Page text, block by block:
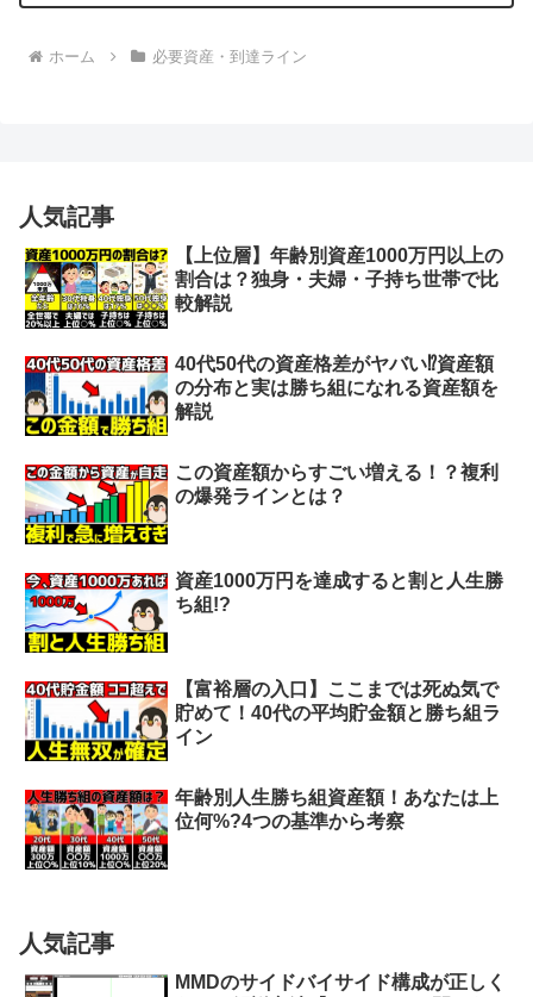
ホーム 必要資産・到達ライン
人気記事
【上位層】年齢別資産1000万円以上の
割合は？独身・夫婦・子持ち世帯で比
較解説
40代50代の資産格差がヤバい⁉︎資産額
の分布と実は勝ち組になれる資産額を
解説
この資産額からすごい増える！？複利
の爆発ラインとは？
資産1000万円を達成すると割と人生勝
ち組!?
【富裕層の入口】ここまでは死ぬ気で
貯めて！40代の平均貯金額と勝ち組ラ
イン
年齢別人生勝ち組資産額！あなたは上
位何%?4つの基準から考察
人気記事
MMDのサイドバイサイド構成が正しく